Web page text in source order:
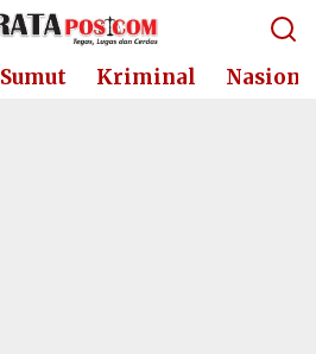
Sumut Kriminal